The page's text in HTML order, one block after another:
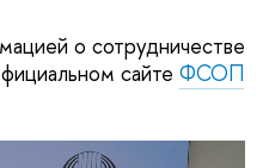
о сотрудничестве
сайте ФСОП